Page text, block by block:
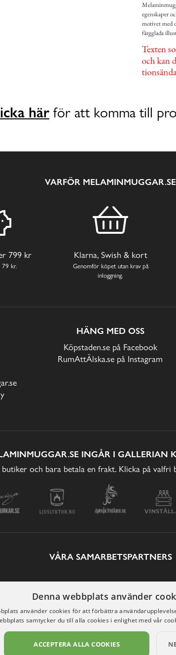
egenskaper
motivet med
färgglada
här för att komma till
VARFÖR MELAMINMUGGAR.SE
799 kr
79 kr.
Klarna, Swish & kort
Genomför köpet utan krav på
inloggning.
HÄNG MED OSS
Köpstaden.se på Facebook
RumAttÄlska.se på Instagram
INGÅR I GALLERIAN
och bara betala en frakt. Klicka på
VÅRA SAMARBETSPARTNERS
Denna webbplats använder
använder cookies för att förbättra
samtycker du till alla cookies i enlighet med vår
ACCEPTERA ALLA COOKIES